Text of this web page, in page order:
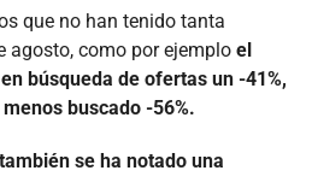
que no han tenido tanta
agosto, como por ejemplo el
búsqueda de ofertas un -41%,
buscado -56%.
también se ha notado una